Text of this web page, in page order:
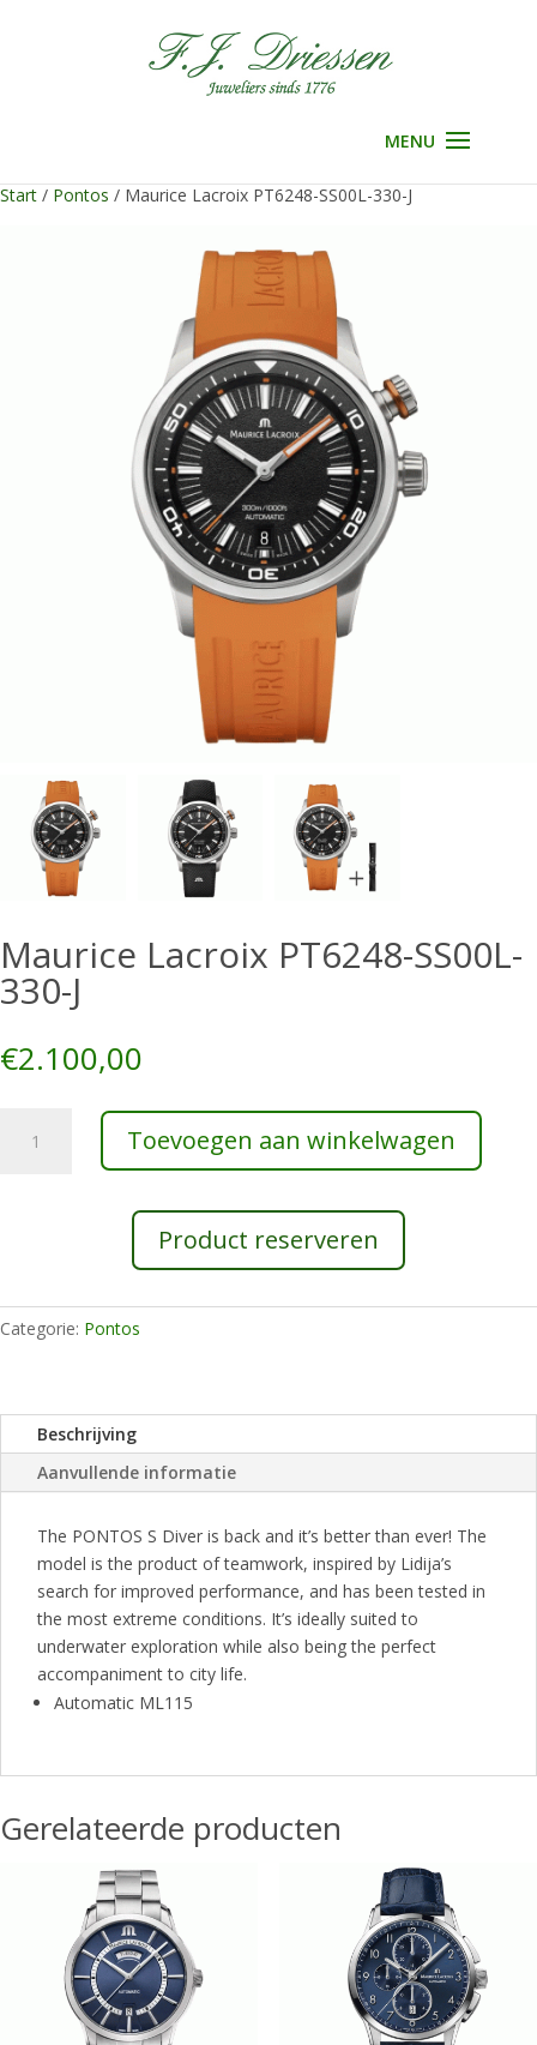
Start / Pontos / Maurice Lacroix PT6248-SS00L-330-J
Maurice Lacroix PT6248-SS00L-
330-J
€2.100,00
Lacroix
Toevoegen aan winkelwagen
Product reserveren
Categorie: Pontos
Beschrijving
Aanvullende informatie
The PONTOS S Diver is back and it’s better than ever! The
model is the product of teamwork, inspired by Lidija’s
search for improved performance, and has been tested in
the most extreme conditions. It’s ideally suited to
underwater exploration while also being the perfect
accompaniment to city life.
Automatic ML115
Gerelateerde producten